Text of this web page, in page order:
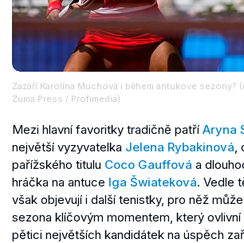
Zazáří Karolína Muchová i během antukové sezony?
Zuma Press / Profimedia)
Mezi hlavní favoritky tradičně patří Aryna
největší vyzyvatelka Jelena Rybakinová,
pařížského titulu Coco Gauffová a
hráčka na antuce Iga Šwiateková. Vedle
však objevují i další tenistky, pro něž
sezona klíčovým momentem, který
pětici největších kandidátek na úspěch